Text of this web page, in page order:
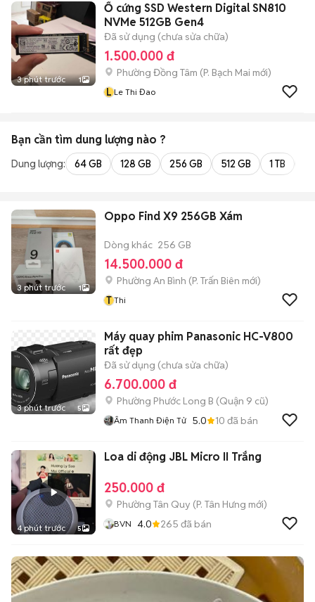
3 phút trước 1
Ổ cứng SSD Western Digital SN810
NVMe 512GB Gen4
Đã sử dụng (chưa sửa chữa)
1.500.000 đ
Phường Đồng Tâm (P. Bạch Mai mới)
L Le Thi Đao
Bạn cần tìm dung lượng nào ?
Dung lượng: 64 GB 128 GB 256 GB 512 GB 1 TB
3 phút trước 1
Oppo Find X9 256GB Xám
Dòng khác 256 GB
14.500.000 đ
Phường An Bình (P. Trấn Biên mới)
T Thi
3 phút trước 5
Máy quay phim Panasonic HC-V800
rất đẹp
Đã sử dụng (chưa sửa chữa)
6.700.000 đ
Phường Phước Long B (Quận 9 cũ)
Âm Thanh Điện Tử 5.0 10 đã bán
4 phút trước 5
Loa di động JBL Micro II Trắng
250.000 đ
Phường Tân Quy (P. Tân Hưng mới)
BVN 4.0 265 đã bán